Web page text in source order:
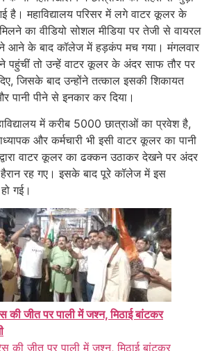
है। महाविद्यालय परिसर में लगे वाटर कूलर के
का वीडियो सोशल मीडिया पर तेजी से वायरल
आने के बाद कॉलेज में हड़कंप मच गया। मंगलवार
पहुंचीं तो उन्हें वाटर कूलर के अंदर साफ तौर पर
जिसके बाद उन्होंने तत्काल इसकी शिकायत
पीने से इनकार कर दिया।
में करीब 5000 छात्राओं का प्रवेश है,
और कर्मचारी भी इसी वाटर कूलर का पानी
वाटर कूलर का ढक्कन उठाकर देखने पर अंदर
रह गए। इसके बाद पूरे कॉलेज में इस
गई।
की जीत पर पाली में जश्न, मिठाई बांटकर
की जीत पर पाली में जश्न, मिठाई बांटकर